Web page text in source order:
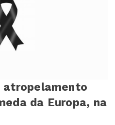
atropelamento
da Europa, na